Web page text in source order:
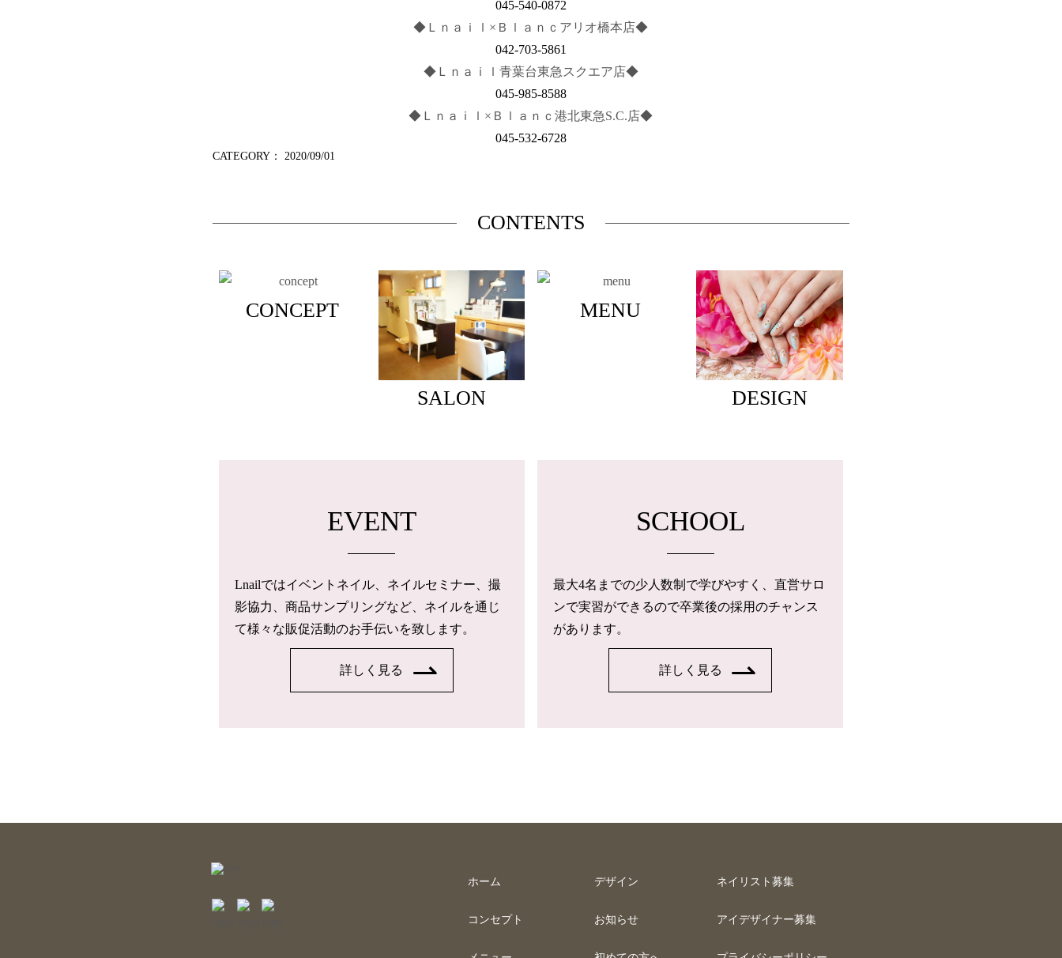
045-540-0872
◆Ｌｎａｉｌ×Ｂｌａｎｃアリオ橋本店◆
042-703-5861
◆Ｌｎａｉｌ青葉台東急スクエア店◆
045-985-8588
◆Ｌｎａｉｌ×Ｂｌａｎｃ港北東急S.C.店◆
045-532-6728
CATEGORY： 2020/09/01
CONTENTS
CONCEPT
SALON
MENU
DESIGN
EVENT
Lnailではイベントネイル、ネイルセミナー、撮
影協力、商品サンプリングなど、ネイルを通じ
て様々な販促活動のお手伝いを致します。
詳しく見る
SCHOOL
最大4名までの少人数制で学びやすく、直営サロ
ンで実習ができるので卒業後の採用のチャンス
があります。
詳しく見る
ホーム
コンセプト
デザイン
お知らせ
ネイリスト募集
アイデザイナー募集